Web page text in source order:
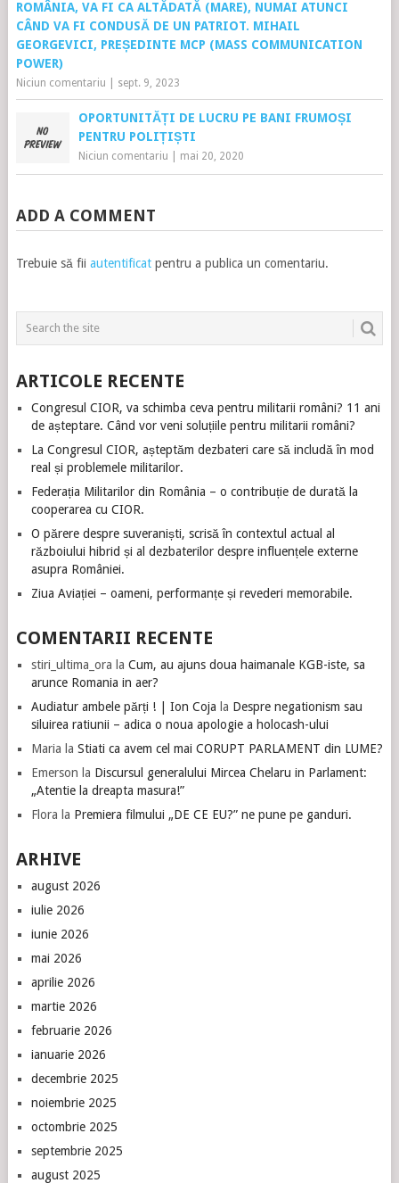
ROMÂNIA, VA FI CA ALTĂDATĂ (MARE), NUMAI ATUNCI
CÂND VA FI CONDUSĂ DE UN PATRIOT. MIHAIL
GEORGEVICI, PREȘEDINTE MCP (MASS COMMUNICATION
POWER)
Niciun comentariu sept. 9, 2023
OPORTUNITĂȚI DE LUCRU PE BANI FRUMOȘI
PENTRU POLIȚIȘTI
Niciun comentariu mai 20, 2020
ADD A COMMENT
Trebuie să fii autentificatpentru a publica un comentariu.
ARTICOLE RECENTE
Congresul CIOR, va schimba ceva pentru militarii români? 11 ani
de așteptare. Când vor veni soluțiile pentru militarii români?
La Congresul CIOR, așteptăm dezbateri care să includă în mod
real și problemele militarilor.
Federația Militarilor din România – o contribuție de durată la
cooperarea cu CIOR.
O părere despre suveraniști, scrisă în contextul actual al
războiului hibrid și al dezbaterilor despre influențele externe
asupra României.
Ziua Aviației – oameni, performanțe și revederi memorabile.
COMENTARII RECENTE
stiri_ultima_ora la Cum, au ajuns doua haimanale KGB-iste, sa
arunce Romania in aer?
Audiatur ambele părți ! | Ion Coja la Despre negationism sau
siluirea ratiunii – adica o noua apologie a holocash-ului
Maria la Stiati ca avem cel mai CORUPT PARLAMENT din LUME?
Emerson la Discursul generalului Mircea Chelaru in Parlament:
„Atentie la dreapta masura!”
Flora la Premiera filmului „DE CE EU?” ne pune pe ganduri.
ARHIVE
august 2026
iulie 2026
iunie 2026
mai 2026
aprilie 2026
martie 2026
februarie 2026
ianuarie 2026
decembrie 2025
noiembrie 2025
octombrie 2025
septembrie 2025
august 2025